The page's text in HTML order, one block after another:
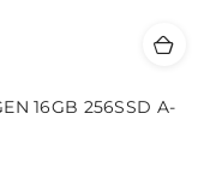
16GB 256SSD A-